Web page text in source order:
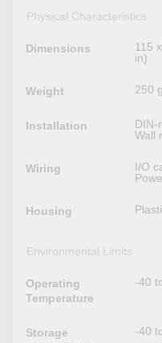
Physical Characteristics
Dimensions
115
in)
Weight 250
Installation
DIN-
Wall
Wiring
I/O
Housing
Environmental Limits
Operating
Temperature
-40
Storage
-40